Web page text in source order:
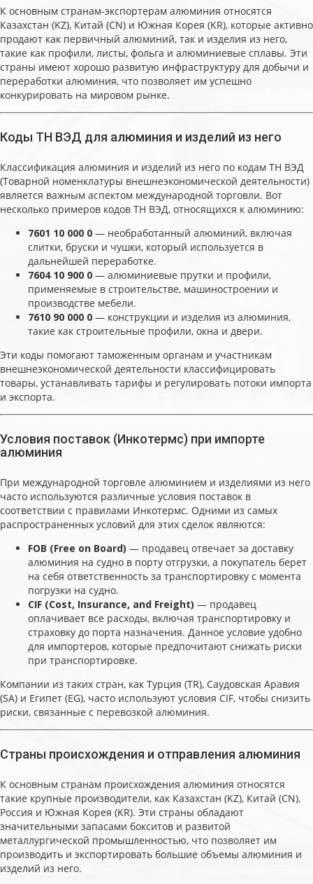
К основным странам-экспортерам алюминия относятся
Казахстан (KZ), Китай (CN) и Южная Корея (KR), которые активно
продают как первичный алюминий, так и изделия из него,
такие как профили, листы, фольга и алюминиевые сплавы. Эти
страны имеют хорошо развитую инфраструктуру для добычи и
переработки алюминия, что позволяет им успешно
конкурировать на мировом рынке.
Коды ТН ВЭД для алюминия и изделий из него
Классификация алюминия и изделий из него по кодам ТН ВЭД
(Товарной номенклатуры внешнеэкономической деятельности)
является важным аспектом международной торговли. Вот
несколько примеров кодов ТН ВЭД, относящихся к алюминию:
7601 10 000 0 — необработанный алюминий, включая
слитки, бруски и чушки, который используется в
дальнейшей переработке.
7604 10 900 0 — алюминиевые прутки и профили,
применяемые в строительстве, машиностроении и
производстве мебели.
7610 90 000 0 — конструкции и изделия из алюминия,
такие как строительные профили, окна и двери.
Эти коды помогают таможенным органам и участникам
внешнеэкономической деятельности классифицировать
товары, устанавливать тарифы и регулировать потоки импорта
и экспорта.
Условия поставок (Инкотермс) при импорте
алюминия
При международной торговле алюминием и изделиями из него
часто используются различные условия поставок в
соответствии с правилами Инкотермс. Одними из самых
распространенных условий для этих сделок являются:
FOB (Free on Board) — продавец отвечает за доставку
алюминия на судно в порту отгрузки, а покупатель берет
на себя ответственность за транспортировку с момента
погрузки на судно.
CIF (Cost, Insurance, and Freight) — продавец
оплачивает все расходы, включая транспортировку и
страховку до порта назначения. Данное условие удобно
для импортеров, которые предпочитают снижать риски
при транспортировке.
Компании из таких стран, как Турция (TR), Саудовская Аравия
(SA) и Египет (EG), часто используют условия CIF, чтобы снизить
риски, связанные с перевозкой алюминия.
Страны происхождения и отправления алюминия
К основным странам происхождения алюминия относятся
такие крупные производители, как Казахстан (KZ), Китай (CN),
Россия и Южная Корея (KR). Эти страны обладают
значительными запасами бокситов и развитой
металлургической промышленностью, что позволяет им
производить и экспортировать большие объемы алюминия и
изделий из него.